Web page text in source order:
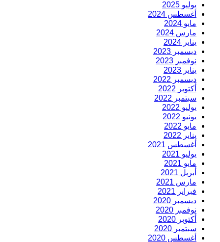
يوليو 2025
أغسطس 2024
مايو 2024
مارس 2024
يناير 2024
ديسمبر 2023
نوفمبر 2023
يناير 2023
ديسمبر 2022
أكتوبر 2022
سبتمبر 2022
يوليو 2022
يونيو 2022
مايو 2022
يناير 2022
أغسطس 2021
يوليو 2021
مايو 2021
أبريل 2021
مارس 2021
فبراير 2021
ديسمبر 2020
نوفمبر 2020
أكتوبر 2020
سبتمبر 2020
أغسطس 2020